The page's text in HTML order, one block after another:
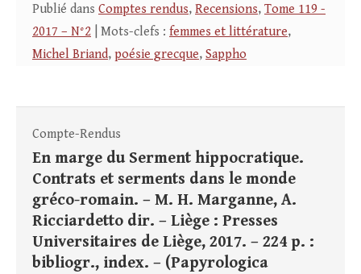
Publié dans Comptes rendus, Recensions, Tome 119 -
2017 – N°2 | Mots-clefs : femmes et littérature,
Michel Briand, poésie grecque, Sappho
Compte-Rendus
En marge du Serment hippocratique.
Contrats et serments dans le monde
gréco-romain. – M. H. Marganne, A.
Ricciardetto dir. – Liège : Presses
Universitaires de Liège, 2017. – 224 p. :
bibliogr., index. – (Papyrologica